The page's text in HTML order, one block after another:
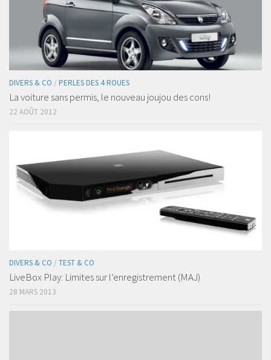
DIVERS & CO / PERLES DES 4 ROUES
La voiture sans permis, le nouveau joujou des cons!
22 AOÛT 2012
DIVERS & CO / TEST & CO
LiveBox Play: Limites sur l’enregistrement (MAJ)
28 MARS 2013